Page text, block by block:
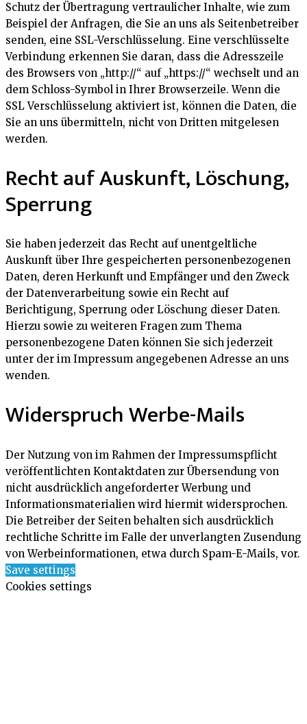
Schutz der Übertragung vertraulicher Inhalte, wie zum
Beispiel der Anfragen, die Sie an uns als Seitenbetreiber
senden, eine SSL-Verschlüsselung. Eine verschlüsselte
Verbindung erkennen Sie daran, dass die Adresszeile
des Browsers von „http://“ auf „https://“ wechselt und an
dem Schloss-Symbol in Ihrer Browserzeile. Wenn die
SSL Verschlüsselung aktiviert ist, können die Daten, die
Sie an uns übermitteln, nicht von Dritten mitgelesen
werden.
Recht auf Auskunft, Löschung,
Sperrung
Sie haben jederzeit das Recht auf unentgeltliche
Auskunft über Ihre gespeicherten personenbezogenen
Daten, deren Herkunft und Empfänger und den Zweck
der Datenverarbeitung sowie ein Recht auf
Berichtigung, Sperrung oder Löschung dieser Daten.
Hierzu sowie zu weiteren Fragen zum Thema
personenbezogene Daten können Sie sich jederzeit
unter der im Impressum angegebenen Adresse an uns
wenden.
Widerspruch Werbe-Mails
Der Nutzung von im Rahmen der Impressumspflicht
veröffentlichten Kontaktdaten zur Übersendung von
nicht ausdrücklich angeforderter Werbung und
Informationsmaterialien wird hiermit widersprochen.
Die Betreiber der Seiten behalten sich ausdrücklich
rechtliche Schritte im Falle der unverlangten Zusendung
von Werbeinformationen, etwa durch Spam-E-Mails, vor.
Save settings
Cookies settings